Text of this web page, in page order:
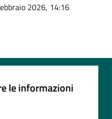
2026, 14:16
le informazioni